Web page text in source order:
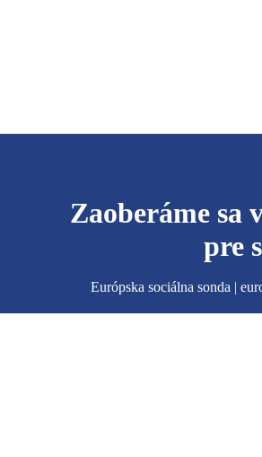
Zaoberáme sa
pre
Európska sociálna sonda |